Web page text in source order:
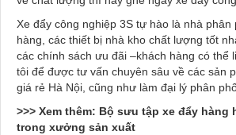
Xe đẩy công nghiệp 3S tự hào là nhà phân
hàng, các thiết bị nhà kho chất lượng tốt
các chính sách ưu đãi –khách hàng có thể
tôi để được tư vấn chuyên sâu về các sản
giá rẻ Hà Nội, cũng như làm đại lý phân
>>> Xem thêm: Bộ sưu tập xe đẩy hàng
trong xưởng sản xuất